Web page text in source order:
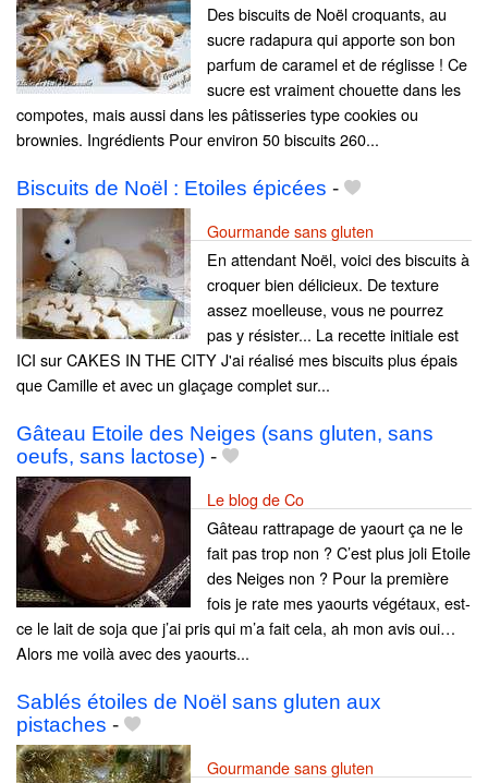
Des biscuits de Noël croquants, au
sucre radapura qui apporte son bon
parfum de caramel et de réglisse ! Ce
sucre est vraiment chouette dans les
compotes, mais aussi dans les pâtisseries type cookies ou
brownies. Ingrédients Pour environ 50 biscuits 260...
Biscuits de Noël : Etoiles épicées -
Gourmande sans gluten
En attendant Noël, voici des biscuits à
croquer bien délicieux. De texture
assez moelleuse, vous ne pourrez
pas y résister... La recette initiale est
ICI sur CAKES IN THE CITY J'ai réalisé mes biscuits plus épais
que Camille et avec un glaçage complet sur...
Gâteau Etoile des Neiges (sans gluten, sans
oeufs, sans lactose) -
Le blog de Co
Gâteau rattrapage de yaourt ça ne le
fait pas trop non ? C’est plus joli Etoile
des Neiges non ? Pour la première
fois je rate mes yaourts végétaux, est-
ce le lait de soja que j’ai pris qui m’a fait cela, ah mon avis oui…
Alors me voilà avec des yaourts...
Sablés étoiles de Noël sans gluten aux
pistaches -
Gourmande sans gluten